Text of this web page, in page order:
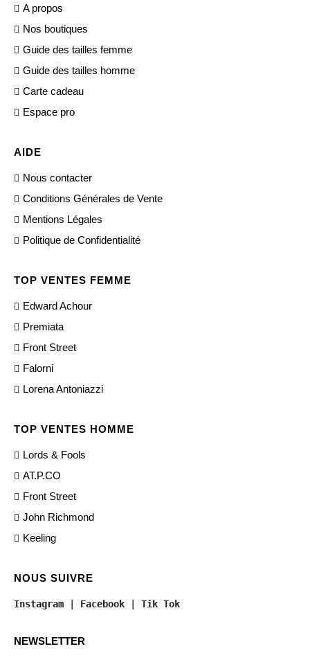
A propos
Nos boutiques
Guide des tailles femme
Guide des tailles homme
Carte cadeau
Espace pro
AIDE
Nous contacter
Conditions Générales de Vente
Mentions Légales
Politique de Confidentialité
TOP VENTES FEMME
Edward Achour
Premiata
Front Street
Falorni
Lorena Antoniazzi
TOP VENTES HOMME
Lords & Fools
AT.P.CO
Front Street
John Richmond
Keeling
NOUS SUIVRE
Instagram | Facebook | Tik Tok
NEWSLETTER